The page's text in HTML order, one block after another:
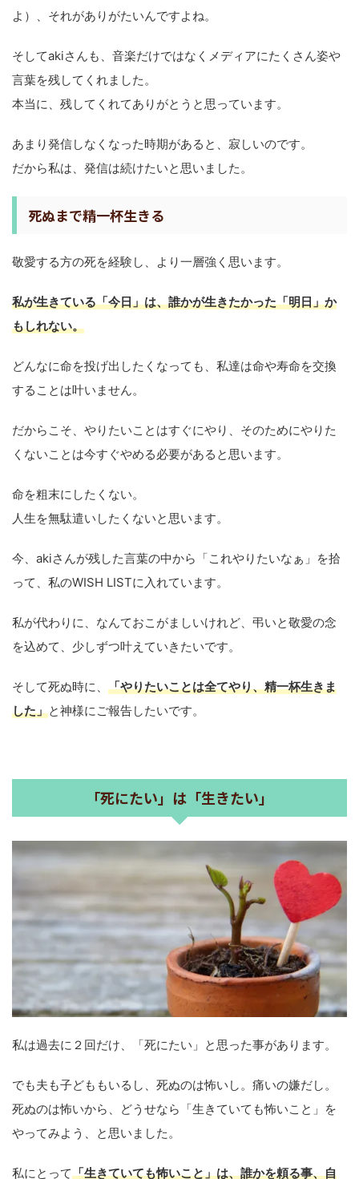
よ）、それがありがたいんですよね。
そしてakiさんも、音楽だけではなくメディアにたくさん姿や
言葉を残してくれました。
本当に、残してくれてありがとうと思っています。
あまり発信しなくなった時期があると、寂しいのです。
だから私は、発信は続けたいと思いました。
死ぬまで精一杯生きる
敬愛する方の死を経験し、より一層強く思います。
私が生きている「今日」は、誰かが生きたかった「明日」か
もしれない。
どんなに命を投げ出したくなっても、私達は命や寿命を交換
することは叶いません。
だからこそ、やりたいことはすぐにやり、そのためにやりた
くないことは今すぐやめる必要があると思います。
命を粗末にしたくない。
人生を無駄遣いしたくないと思います。
今、akiさんが残した言葉の中から「これやりたいなぁ」を拾
って、私のWISH LISTに入れています。
私が代わりに、なんておこがましいけれど、弔いと敬愛の念
を込めて、少しずつ叶えていきたいです。
そして死ぬ時に、 「やりたいことは全てやり、精一杯生きま
した」と神様にご報告したいです。
「死にたい」は「生きたい」
私は過去に２回だけ、「死にたい」と思った事があります。
でも夫も子どももいるし、死ぬのは怖いし。痛いの嫌だし。
死ぬのは怖いから、どうせなら「生きていても怖いこと」を
やってみよう、と思いました。
私にとって「生きていても怖いこと」は、誰かを頼る事、自